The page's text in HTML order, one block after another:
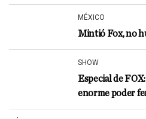
MÉXICO
Mintió Fox, no
SHOW
Especial de
enorme poder